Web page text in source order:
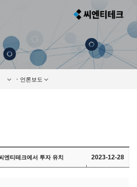
엔티테크에서 투자 유치 2023-12-28